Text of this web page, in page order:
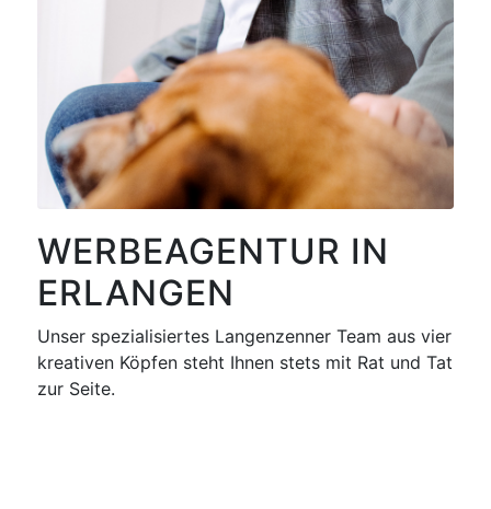
WERBEAGENTUR IN
ERLANGEN
Unser spezialisiertes Langenzenner Team aus vier
kreativen Köpfen steht Ihnen stets mit Rat und Tat
zur Seite.